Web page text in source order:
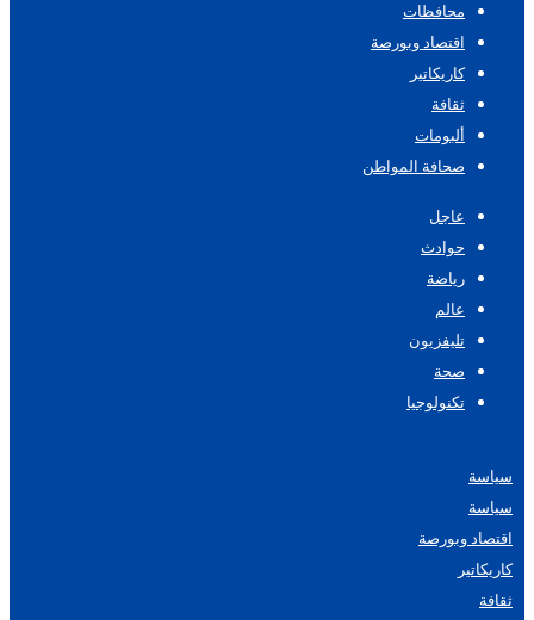
محافظات
اقتصاد وبورصة
كاريكاتير
ثقافة
ألبومات
صحافة المواطن
عاجل
حوادث
رياضة
عالم
تليفزيون
صحة
تكنولوجيا
سياسة
سياسة
اقتصاد وبورصة
كاريكاتير
ثقافة